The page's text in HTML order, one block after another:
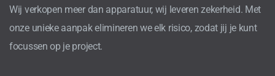
Wij verkopen meer dan apparatuur, wij leveren zekerheid. Met
onze unieke aanpak elimineren we elk risico, zodat jij je kunt
focussen op je project.